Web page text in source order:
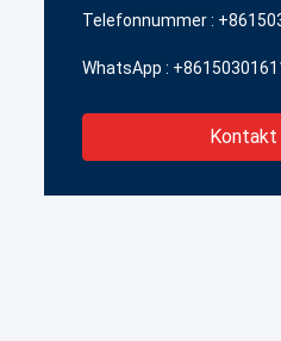
Telefonnummer :
WhatsApp :
Kontakt